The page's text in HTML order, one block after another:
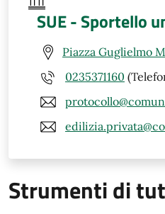
SUE - Sportello
Piazza Guglielmo
0235371160
Strumenti di